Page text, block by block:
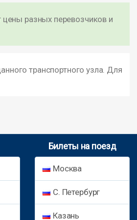
цены разных перевозчиков и
транспортного узла. Для
Билеты на поезд
Москва
С. Петербург
Казань